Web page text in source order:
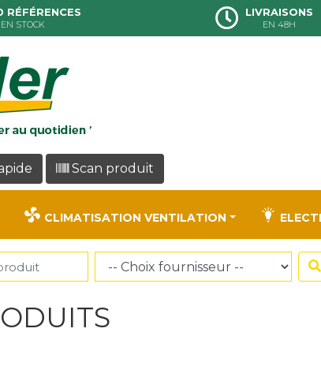
RÉFÉRENCES
EN STOCK
LIVRAISONS
EN 48H
Scan produit
CLIMATISATION VENTILATION
cookies